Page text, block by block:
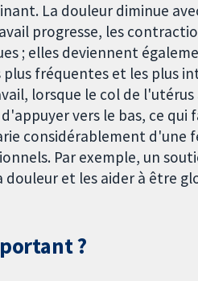
La douleur diminue
progresse, les
; elles deviennent
fréquentes et les plus
lorsque le col de
vers le bas, ce
considérablement
Par exemple, un
douleur et les aider à être
?